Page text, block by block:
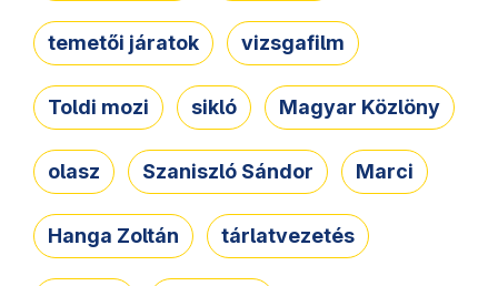
temetői járatok vizsgafilm
Toldi mozi sikló Magyar Közlöny
olasz Szaniszló Sándor Marci
Hanga Zoltán tárlatvezetés